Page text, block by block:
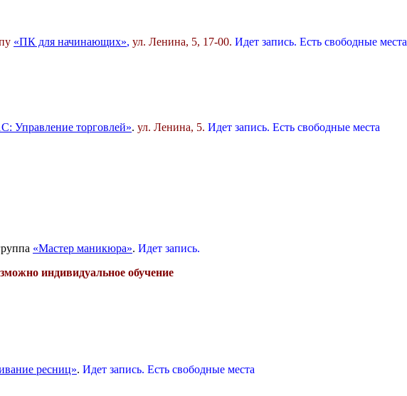
«ПК для начинающих», ул. Ленина, 5, 17-00. Идет запись. Есть свободные места
Управление торговлей». ул. Ленина, 5. Идет запись. Есть свободные места
«Мастер маникюра». Идет запись.
индивидуальное обучение
ресниц». Идет запись. Есть свободные места